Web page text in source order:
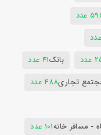
عدد
بانک41 عدد
تجاری488 عدد
- مسافر خانه101 عدد